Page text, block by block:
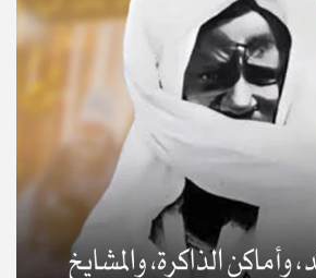
© Copyright 2025, APS